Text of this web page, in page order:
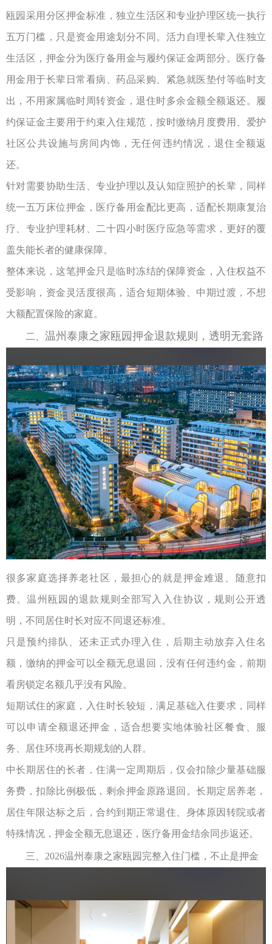
瓯园采用分区押金标准，独立生活区和专业护理区统一执行
五万门槛，只是资金用途划分不同。活力自理长辈入住独立
生活区，押金分为医疗备用金与履约保证金两部分。医疗备
用金用于长辈日常看病、药品采购、紧急就医垫付等临时支
出，不用家属临时周转资金，退住时多余金额全额返还。履
约保证金主要用于约束入住规范，按时缴纳月度费用、爱护
社区公共设施与房间内饰，无任何违约情况，退住全额返
还。
针对需要协助生活、专业护理以及认知症照护的长辈，同样
统一五万床位押金，医疗备用金配比更高，适配长期康复治
疗、专业护理耗材、二十四小时医疗应急等需求，更好的覆
盖失能长者的健康保障。
整体来说，这笔押金只是临时冻结的保障资金，入住权益不
受影响，资金灵活度很高，适合短期体验、中期过渡，不想
大额配置保险的家庭。
二、 温州泰康之家瓯园押金退款规则，透明无套路
很多家庭选择养老社区，最担心的就是押金难退、随意扣
费。温州瓯园的退款规则全部写入入住协议，规则公开透
明，不同居住时长对应不同退还标准。
只是预约排队、还未正式办理入住，后期主动放弃入住名
额，缴纳的押金可以全额无息退回，没有任何违约金，前期
看房锁定名额几乎没有风险。
短期试住的家庭，入住时长较短，满足基础入住要求，同样
可以申请全额退还押金，适合想要实地体验社区餐食、服
务、居住环境再长期规划的人群。
中长期居住的长者，住满一定周期后，仅会扣除少量基础服
务费，扣除比例极低，剩余押金原路退回。长期定居养老，
居住年限达标之后，合约到期正常退住、身体原因转院或者
特殊情况，押金全额无息退还，医疗备用金结余同步返还。
三、 2026温州泰康之家瓯园 完整入住门槛，不止是押金